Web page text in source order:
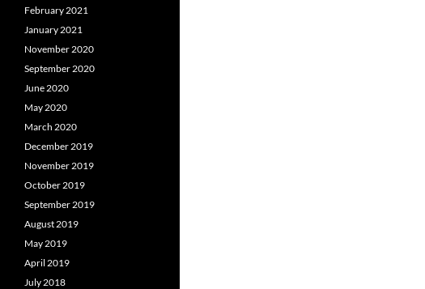
February 2021
January 2021
November 2020
September 2020
June 2020
May 2020
March 2020
December 2019
November 2019
October 2019
September 2019
August 2019
May 2019
April 2019
July 2018